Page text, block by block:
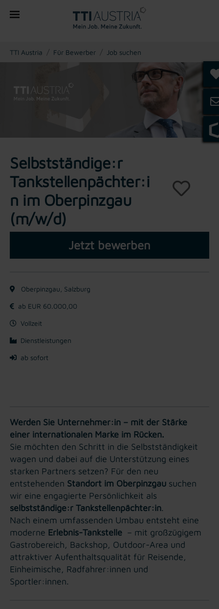
You are here:
TTI Austria Für Bewerber Job suchen
Selbstständige:r
Tankstellenpächter:i
n im Oberpinzgau
(m/w/d)
Jetzt bewerben
Oberpinzgau, Salzburg
ab EUR 60.000,00
Vollzeit
Dienstleistungen
ab sofort
Werden Sie Unternehmer:in – mit der Stärke
einer internationalen Marke im Rücken.
Sie möchten den Schritt in die Selbstständigkeit
wagen und dabei auf die Unterstützung eines
starken Partners setzen? Für den neu
entstehenden Standort im Oberpinzgau suchen
wir eine engagierte Persönlichkeit als
selbstständige:r Tankstellenpächter:in.
Nach einem umfassenden Umbau entsteht eine
moderne Erlebnis-Tankstelle – mit großzügigem
Gastrobereich, Backshop, Outdoor-Area und
attraktiver Aufenthaltsqualität für Reisende,
Einheimische, Radfahrer:innen und
Sportler:innen.